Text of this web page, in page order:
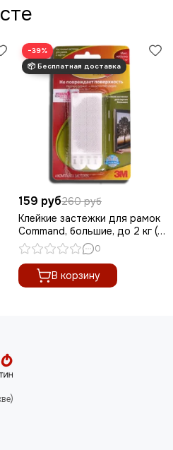
−39%
159 руб260 руб
Клейкие застежки для рамок
Command, большие, до 2 кг (1
шт.)
0
В корзину